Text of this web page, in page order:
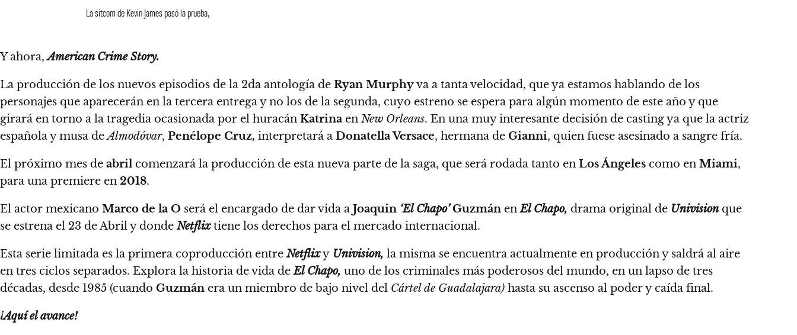
La sitcom de Kevin James pasó la prueba,
Y ahora,American Crime Story.
La producción de los nuevos episodios de la 2da antología de Ryan Murphyva a tanta velocidad, que ya estamos hablando de los
personajes que aparecerán en la tercera entrega y no los de la segunda, cuyo estreno se espera para algún momento de este año y que
girará en torno a la tragedia ocasionada por el huracán Katrina en New Orleans. En una muy interesante decisión de castingya que la actriz
española y musa deAlmodóvar, Penélope Cruz, interpretará a Donatella Versace, hermana de Gianni, quien fuese asesinado a sangre fría.
El próximo mes de abril comenzará la producción de esta nueva parte de la saga, que será rodada tanto en Los Ángeles como en Miami,
para una premiere en 2018.
El actor mexicano Marco de la O será el encargado de dar vida a Joaquin ‘El Chapo’Guzmán enEl Chapo, drama original de Univision que
se estrena el 23 de Abrily dondeNetflixtiene los derechos para el mercado internacional.
Esta serie limitada es la primera coproducción entreNetflixy Univision, la misma se encuentra actualmente en producción y saldrá al aire
en tres ciclos separados. Explora la historia de vida deEl Chapo, uno de los criminales más poderosos del mundo, en un lapso de tres
décadas, desde 1985 (cuando Guzmán era un miembro de bajo nivel del Cártel de Guadalajara) hasta su ascenso al poder y caída final.
¡Aquí el avance!